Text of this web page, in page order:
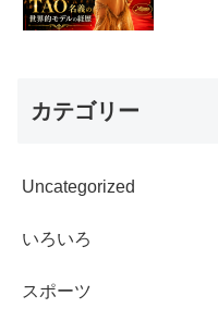
カテゴリー
Uncategorized
いろいろ
スポーツ